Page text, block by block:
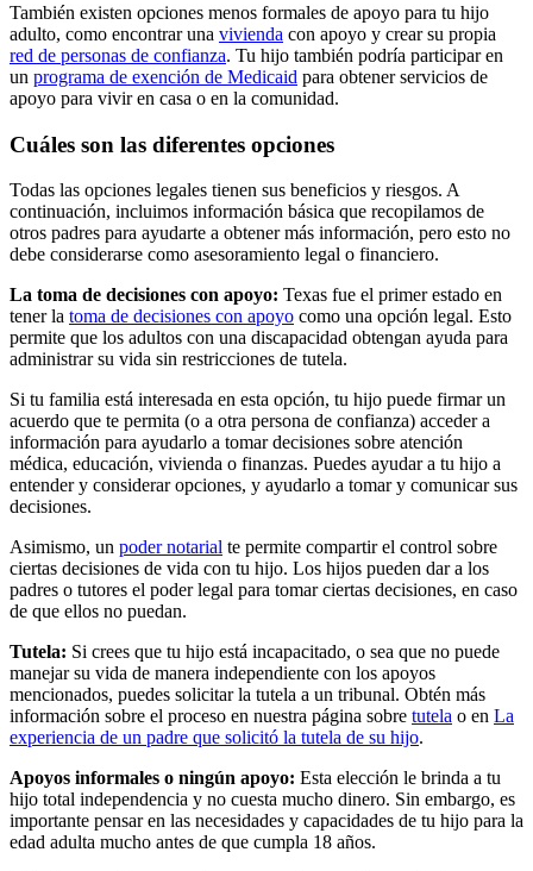
También existen opciones menos formales de apoyo para tu hijo
adulto, como encontrar una vivienda con apoyo y crear su propia
red de personas de confianza. Tu hijo también podría participar en
un programa de exención de Medicaid para obtener servicios de
apoyo para vivir en casa o en la comunidad.
Cuáles son las diferentes opciones
Todas las opciones legales tienen sus beneficios y riesgos. A
continuación, incluimos información básica que recopilamos de
otros padres para ayudarte a obtener más información, pero esto no
debe considerarse como asesoramiento legal o financiero.
La toma de decisiones con apoyo: Texas fue el primer estado en
tener la toma de decisiones con apoyo como una opción legal. Esto
permite que los adultos con una discapacidad obtengan ayuda para
administrar su vida sin restricciones de tutela.
Si tu familia está interesada en esta opción, tu hijo puede firmar un
acuerdo que te permita (o a otra persona de confianza) acceder a
información para ayudarlo a tomar decisiones sobre atención
médica, educación, vivienda o finanzas. Puedes ayudar a tu hijo a
entender y considerar opciones, y ayudarlo a tomar y comunicar sus
decisiones.
Asimismo, un poder notarial te permite compartir el control sobre
ciertas decisiones de vida con tu hijo. Los hijos pueden dar a los
padres o tutores el poder legal para tomar ciertas decisiones, en caso
de que ellos no puedan.
Tutela: Si crees que tu hijo está incapacitado, o sea que no puede
manejar su vida de manera independiente con los apoyos
mencionados, puedes solicitar la tutela a un tribunal. Obtén más
información sobre el proceso en nuestra página sobre tutela o en La
experiencia de un padre que solicitó la tutela de su hijo.
Apoyos informales o ningún apoyo: Esta elección le brinda a tu
hijo total independencia y no cuesta mucho dinero. Sin embargo, es
importante pensar en las necesidades y capacidades de tu hijo para la
edad adulta mucho antes de que cumpla 18 años.